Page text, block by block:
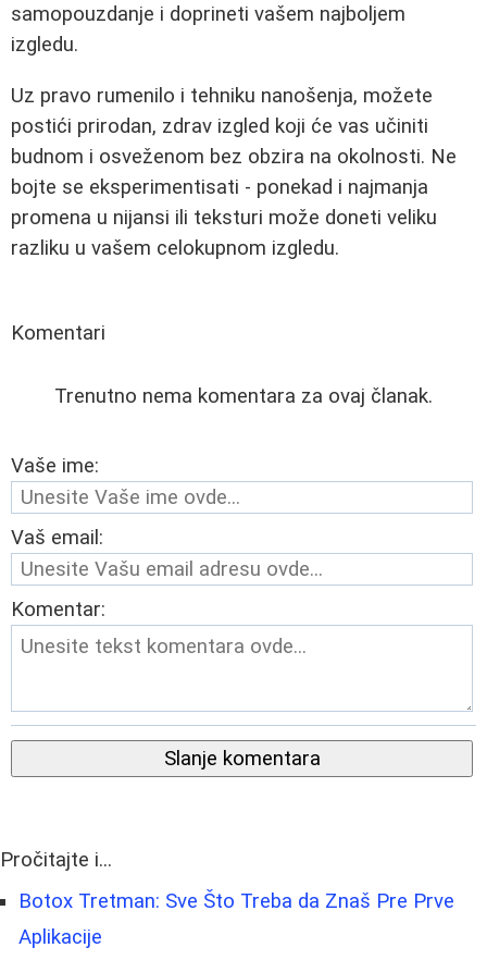
samopouzdanje i doprineti vašem najboljem
izgledu.
Uz pravo rumenilo i tehniku nanošenja, možete
postići prirodan, zdrav izgled koji će vas učiniti
budnom i osveženom bez obzira na okolnosti. Ne
bojte se eksperimentisati - ponekad i najmanja
promena u nijansi ili teksturi može doneti veliku
razliku u vašem celokupnom izgledu.
Komentari
Trenutno nema komentara za ovaj članak.
Vaše ime:
Vaš email:
Komentar:
Slanje komentara
Pročitajte i...
Botox Tretman: Sve Što Treba da Znaš Pre Prve
Aplikacije